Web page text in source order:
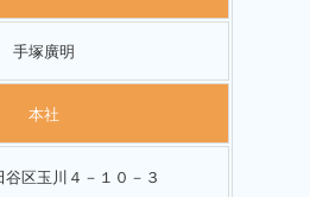
手塚廣明
本社
区玉川４－１０－３